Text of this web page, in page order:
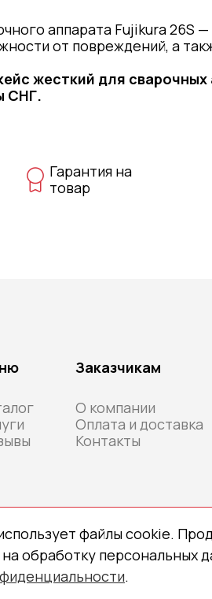
аппарата Fujikura
от повреждений, а
жесткий для сварочных
СНГ.
Гарантия на
товар
Заказчикам
О компании
Оплата и доставка
Контакты
файлы cookie.
обработку персональных
.